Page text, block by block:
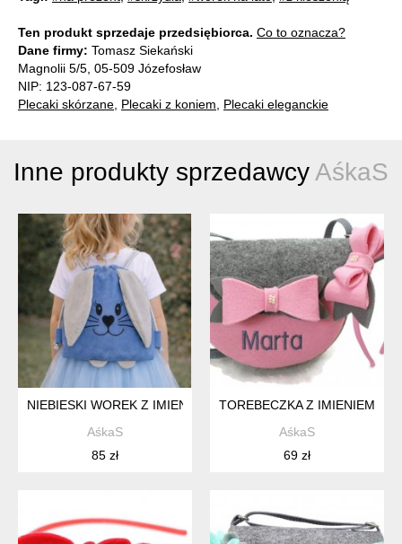
Ten produkt sprzedaje przedsiębiorca. Co to oznacza?
Dane firmy: Tomasz Siekański
Magnolii 5/5, 05-509 Józefosław
NIP: 123-087-67-59
Plecaki skórzane, Plecaki z koniem, Plecaki eleganckie
Inne produkty sprzedawcyAśkaS
NIEBIESKI WOREK Z IMIENIEM DO PRZEDSZKOLA SZARE
AśkaS
85 zł
TOREBECZKA Z IMIENIEM
AśkaS
69 zł